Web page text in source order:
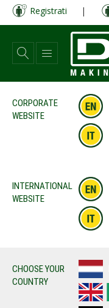
Salta
contenuto
principale
Registrati |
CORPORATE
WEBSITE
INTERNATIONAL
WEBSITE
CHOOSE YOUR
COUNTRY